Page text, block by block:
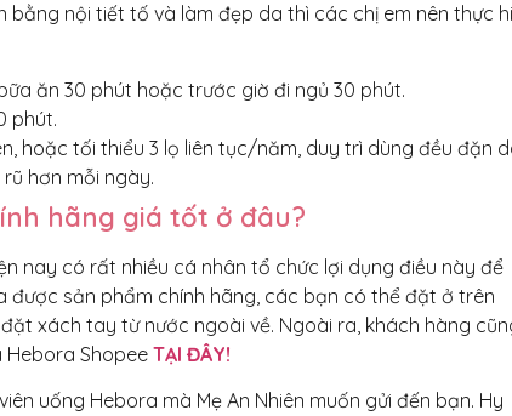
bằng nội tiết tố và làm đẹp da thì các chị em nên thực
ăn 30 phút hoặc trước giờ đi ngủ 30 phút.
phút.
hoặc tối thiểu 3 lọ liên tục/năm, duy trì dùng đều đặn
hơn mỗi ngày.
hãng giá tốt ở đâu?
nay có rất nhiều cá nhân tổ chức lợi dụng điều này để
được sản phẩm chính hãng, các bạn có thể đặt ở trên
xách tay từ nước ngoài về. Ngoài ra, khách hàng
Shopee TẠI ĐÂY!
uống Hebora mà Mẹ An Nhiên muốn gửi đến bạn. Hy